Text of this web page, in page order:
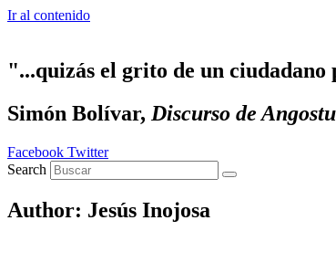
Ir al contenido
"...quizás el grito de un
Simón Bolívar, Discurso de
Facebook Twitter
Search
Author: Jesús Inojosa